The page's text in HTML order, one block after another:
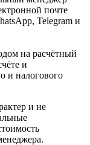
почте
Telegram и
на расчётный
и
и налогового
и не